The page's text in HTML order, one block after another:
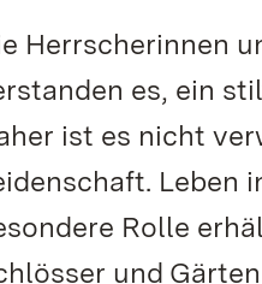
Herrscherinnen
es, ein
ist es nicht
Leben
Rolle
und